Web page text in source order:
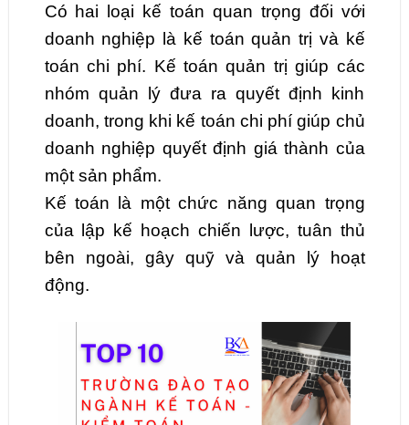
Có hai loại kế toán quan trọng đối với
doanh nghiệp là kế toán quản trị và kế
toán chi phí. Kế toán quản trị giúp các
nhóm quản lý đưa ra quyết định kinh
doanh, trong khi kế toán chi phí giúp chủ
doanh nghiệp quyết định giá thành của
một sản phẩm.
Kế toán là một chức năng quan trọng
của lập kế hoạch chiến lược, tuân thủ
bên ngoài, gây quỹ và quản lý hoạt
động.